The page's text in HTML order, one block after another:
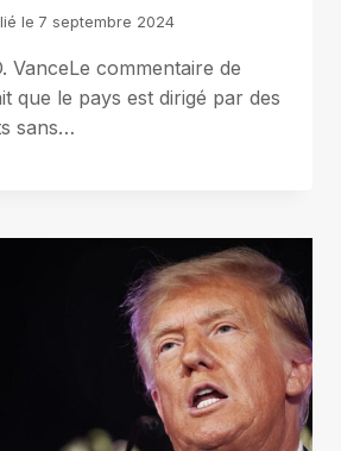
le 7 septembre 2024
VanceLe commentaire de
que le pays est dirigé par des
sans…